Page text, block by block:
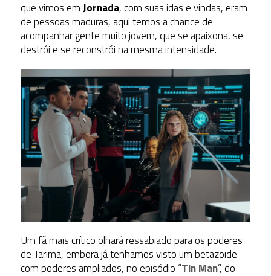
que vimos emJornada, com suas idas e vindas, eram
de pessoas maduras, aqui temos a chance de
acompanhar gente muito jovem, que se apaixona, se
destrói e se reconstrói na mesma intensidade.
Um fã mais crítico olhará ressabiado para os poderes
de Tarima, embora já tenhamos visto um betazoide
com poderes ampliados, no episódio “Tin Man”, do